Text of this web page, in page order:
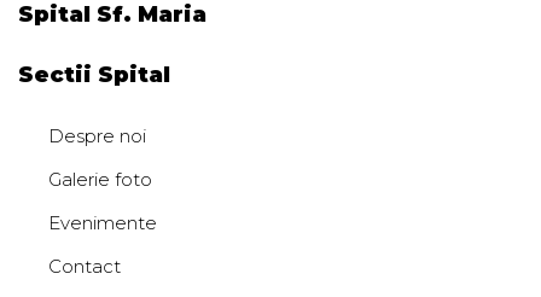
Spital Sf. Maria
Sectii Spital
Despre noi
Galerie foto
Evenimente
Contact